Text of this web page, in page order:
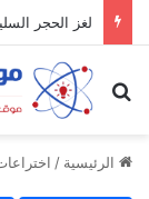
بحث عن
الرئيسية /